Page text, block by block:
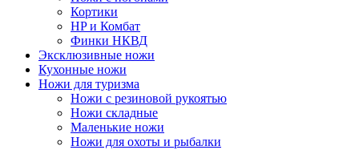
Кортики
HP и Комбат
Финки НКВД
Эксклюзивные ножи
Кухонные ножи
Ножи для туризма
Ножи с резиновой рукоятью
Ножи складные
Маленькие ножи
Ножи для охоты и рыбалки